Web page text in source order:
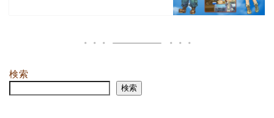
検索
検索